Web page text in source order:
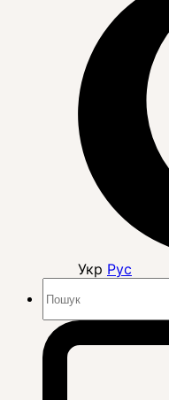
Укр Рус